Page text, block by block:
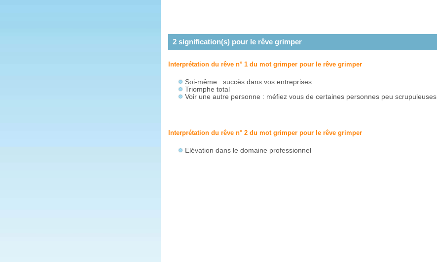
2signification(s) pour le rêve grimper
Interprétation du rêve n° 1 du mot grimper pour le rêvegrimper
Soi-même : succès dans vos entreprises
Triomphe total
Voir une autre personne : méfiez vous de certaines personnes peu scrupuleuses
Interprétation du rêve n° 2 du mot grimper pour le rêvegrimper
Elévation dans le domaine professionnel